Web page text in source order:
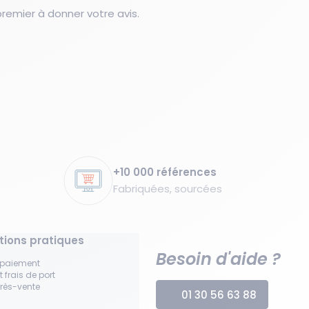
à donner votre avis.
+10 000 références
Fabriquées, sourcées
pratiques
frais de port
vente
Besoin d'aide ?
01 30 56 63 88